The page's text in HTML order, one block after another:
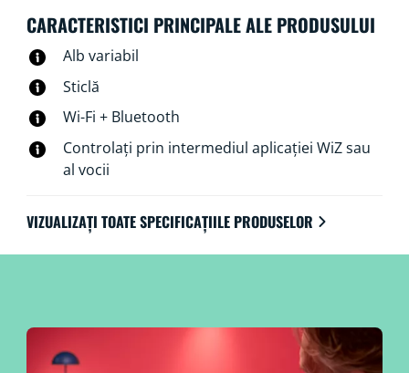
CARACTERISTICI PRINCIPALE ALE PRODUSULUI
Alb variabil
Sticlă
Wi-Fi + Bluetooth
Controlați prin intermediul aplicației WiZ sau
al vocii
VIZUALIZAȚI TOATE SPECIFICAȚIILE PRODUSELOR